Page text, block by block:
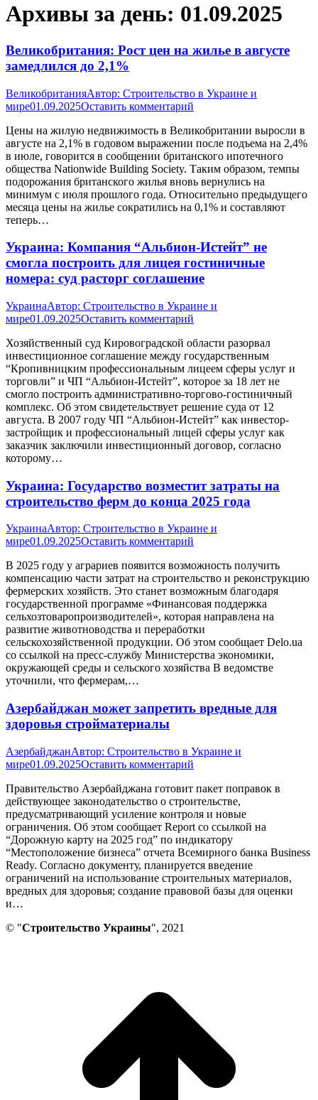
Архивы за день: 01.09.2025
Великобритания: Рост цен на жилье в августе
замедлился до 2,1%
ВеликобританияАвтор: Строительство в Украине и
мире01.09.2025Оставить комментарий
Цены на жилую недвижимость в Великобритании выросли в
августе на 2,1% в годовом выражении после подъема на 2,4%
в июле, говорится в сообщении британского ипотечного
общества Nationwide Building Society. Таким образом, темпы
подорожания британского жилья вновь вернулись на
минимум с июля прошлого года. Относительно предыдущего
месяца цены на жилье сократились на 0,1% и составляют
теперь…
Украина: Компания “Альбион-Истейт” не
смогла построить для лицея гостиничные
номера: суд расторг соглашение
УкраинаАвтор: Строительство в Украине и
мире01.09.2025Оставить комментарий
Хозяйственный суд Кировоградской области разорвал
инвестиционное соглашение между государственным
“Кропивницким профессиональным лицеем сферы услуг и
торговли” и ЧП “Альбион-Истейт”, которое за 18 лет не
смогло построить административно-торгово-гостиничный
комплекс. Об этом свидетельствует решение суда от 12
августа. В 2007 году ЧП “Альбион-Истейт” как инвестор-
застройщик и профессиональный лицей сферы услуг как
заказчик заключили инвестиционный договор, согласно
которому…
Украина: Государство возместит затраты на
строительство ферм до конца 2025 года
УкраинаАвтор: Строительство в Украине и
мире01.09.2025Оставить комментарий
В 2025 году у аграриев появится возможность получить
компенсацию части затрат на строительство и реконструкцию
фермерских хозяйств. Это станет возможным благодаря
государственной программе «Финансовая поддержка
сельхозтоваропроизводителей», которая направлена на
развитие животноводства и переработки
сельскохозяйственной продукции. Об этом сообщает Delo.ua
со ссылкой на пресс-службу Министерства экономики,
окружающей среды и сельского хозяйства В ведомстве
уточнили, что фермерам,…
Азербайджан может запретить вредные для
здоровья стройматериалы
АзербайджанАвтор: Строительство в Украине и
мире01.09.2025Оставить комментарий
Правительство Азербайджана готовит пакет поправок в
действующее законодательство о строительстве,
предусматривающий усиление контроля и новые
ограничения. Об этом сообщает Report со ссылкой на
“Дорожную карту на 2025 год” по индикатору
“Местоположение бизнеса” отчета Всемирного банка Business
Ready. Согласно документу, планируется введение
ограничений на использование строительных материалов,
вредных для здоровья; создание правовой базы для оценки
и…
© "Строительство Украины", 2021